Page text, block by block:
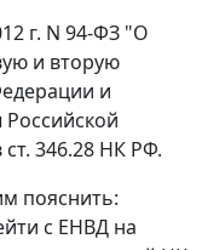
г. N 94-ФЗ "О
и вторую
и
346.28 НК РФ.
пояснить:
с ЕНВД на